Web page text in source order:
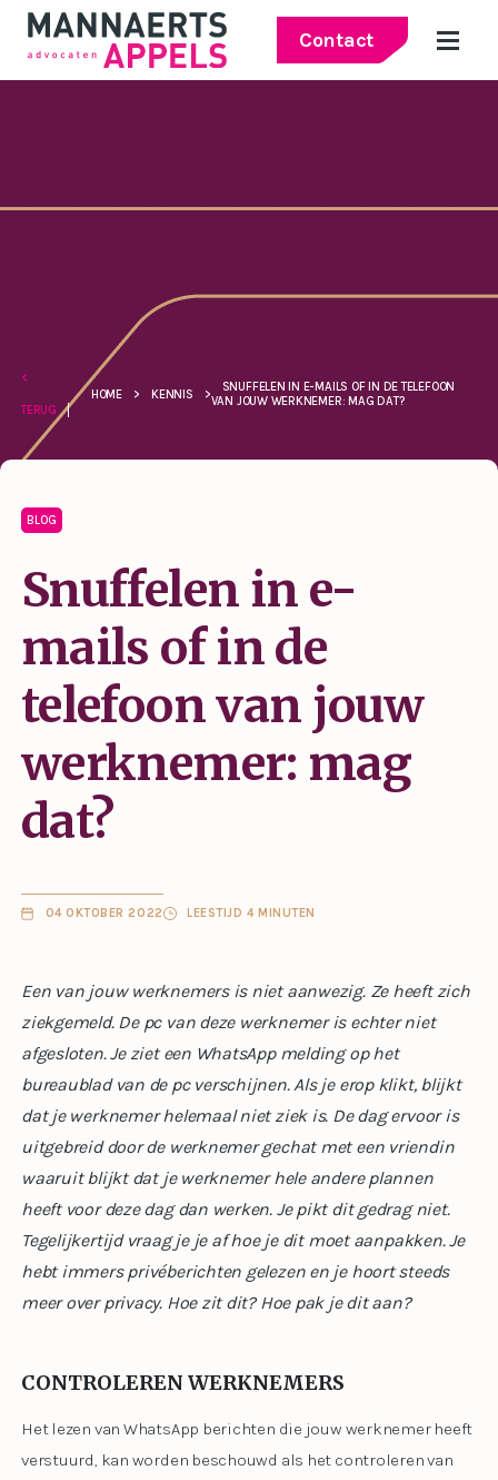
Contact
<
TERUG
HOME > KENNIS >
SNUFFELEN IN E-MAILS OF IN DE TELEFOON
VAN JOUW WERKNEMER: MAG DAT?
BLOG
Snuffelen in e-
mails of in de
telefoon van jouw
werknemer: mag
dat?
04 OKTOBER 2022 LEESTIJD 4 MINUTEN
Een van jouw werknemers is niet aanwezig. Ze heeft zich
ziekgemeld. De pc van deze werknemer is echter niet
afgesloten. Je ziet een WhatsApp melding op het
bureaublad van de pc verschijnen. Als je erop klikt, blijkt
dat je werknemer helemaal niet ziek is. De dag ervoor is
uitgebreid door de werknemer gechat met een vriendin
waaruit blijkt dat je werknemer hele andere plannen
heeft voor deze dag dan werken. Je pikt dit gedrag niet.
Tegelijkertijd vraag je je af hoe je dit moet aanpakken. Je
hebt immers privéberichten gelezen en je hoort steeds
meer over privacy. Hoe zit dit? Hoe pak je dit aan?
CONTROLEREN WERKNEMERS
Het lezen van WhatsApp berichten die jouw werknemer heeft
verstuurd, kan worden beschouwd als het controleren van